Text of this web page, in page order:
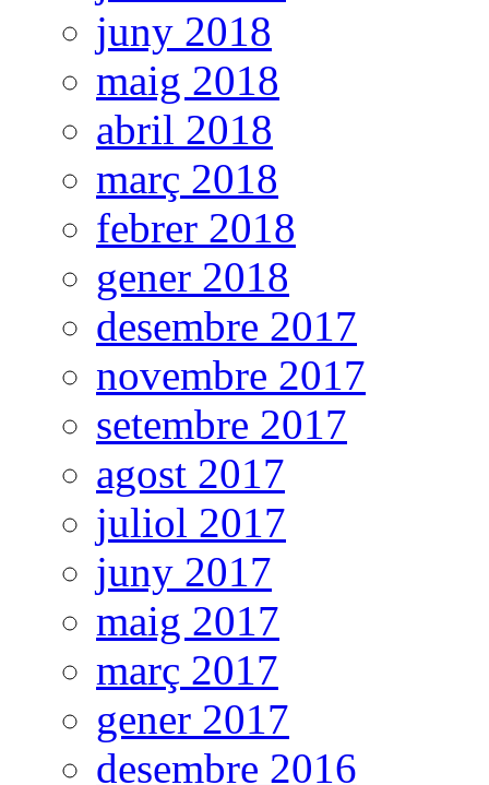
juny 2018
maig 2018
abril 2018
març 2018
febrer 2018
gener 2018
desembre 2017
novembre 2017
setembre 2017
agost 2017
juliol 2017
juny 2017
maig 2017
març 2017
gener 2017
desembre 2016